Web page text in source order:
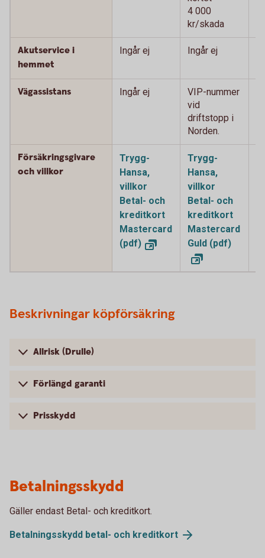
4 000
kr/skada
Akutservice i
hemmet
Ingår ej Ingår ej
Vägassistans Ingår ej
VIP-nummer
vid
driftstopp i
Norden.
Försäkringsgivare
och villkor
Trygg-
Hansa,
villkor
Betal- och
kreditkort
Mastercard
(pdf)
Trygg-
Hansa,
villkor
Betal- och
kreditkort
Mastercard
Guld (pdf)
Beskrivningar köpförsäkring
Allrisk (Drulle)
Förlängd garanti
Prisskydd
Betalningsskydd
Gäller endast Betal- och kreditkort.
Betalningsskydd betal- och kreditkort